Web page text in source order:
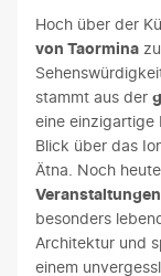
Hoch über der
von Taormina
stammt aus der
eine einzigartige
Blick über das
Ätna. Noch
Veranstaltungen
besonders
Architektur und
einem